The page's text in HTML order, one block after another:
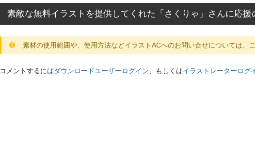
素敵な無料イラストを提供してくれた「さくりゃ」さんに応援
素材の使用範囲や、使用方法などイラストACへのお問い合せについては、
コメントするにはダウンロードユーザーログイン 、もしくはイラストレーターログ